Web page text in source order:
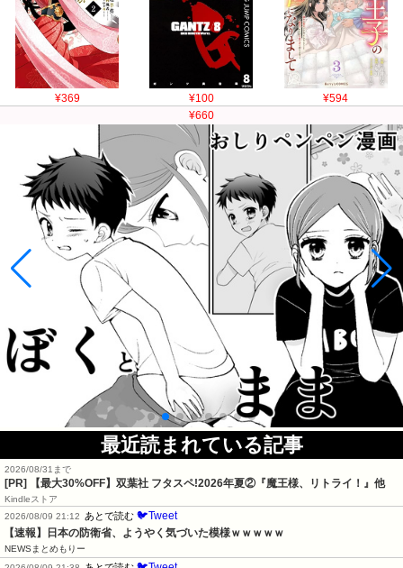
¥369 ¥100
¥594
¥660
最近読まれている記事
2026/08/31まで
[PR] 【最大30%OFF】双葉社 フタスペ!2026年夏②『魔王様、リトライ！』他
Kindleストア
2026/08/09 21:12 あとで読む 🐦Tweet
【速報】日本の防衛省、ようやく気づいた模様ｗｗｗｗｗ
NEWSまとめもりー